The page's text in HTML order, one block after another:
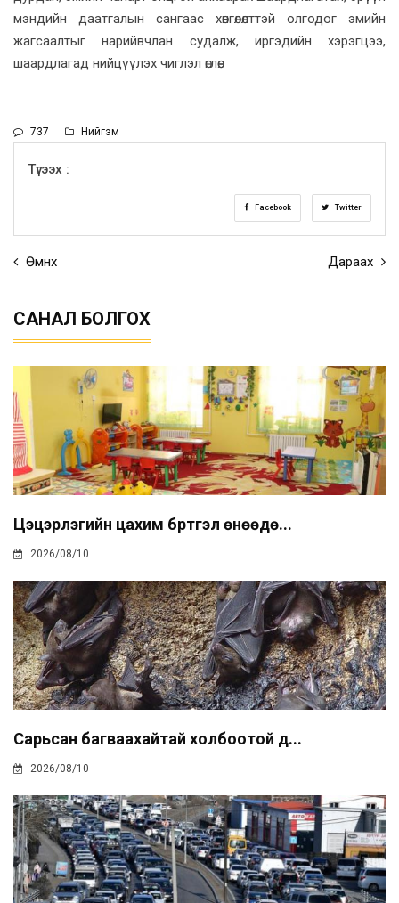
мэндийн даатгалын сангаас хөнгөлөлттэй олгодог эмийн
жагсаалтыг нарийвчлан судалж, иргэдийн хэрэгцээ,
шаардлагад нийцүүлэх чиглэл өглөө.
737 Нийгэм
Түгээх :
Facebook Twitter
Өмнөх Дараах
САНАЛ БОЛГОХ
Цэцэрлэгийн цахим бүртгэл өнөөдө...
2026/08/10
Сарьсан багваахайтай холбоотой д...
2026/08/10